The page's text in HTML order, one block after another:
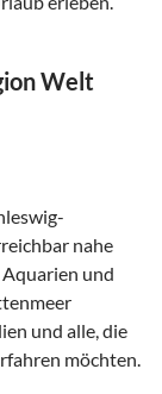
Welt
nahe
und
und alle, die
möchten.